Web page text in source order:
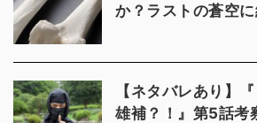
か？ラストの蒼空
【ネタバレあり】
雄補？！』第5話考